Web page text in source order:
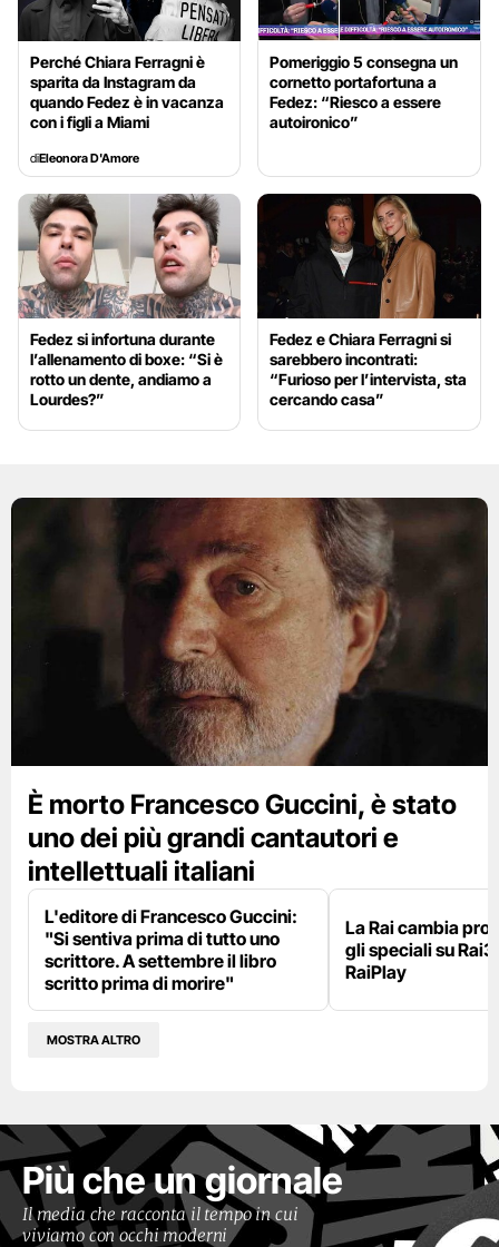
Perché Chiara Ferragni è
sparita da Instagram da
quando Fedez è in vacanza
con i figli a Miami
diEleonora D'Amore
Pomeriggio 5 consegna un
cornetto portafortuna a
Fedez: “Riesco a essere
autoironico”
Fedez si infortuna durante
l’allenamento di boxe: “Si è
rotto un dente, andiamo a
Lourdes?”
Fedez e Chiara Ferragni si
sarebbero incontrati:
“Furioso per l’intervista, sta
cercando casa”
È morto Francesco Guccini, è stato
uno dei più grandi cantautori e
intellettuali italiani
L'editore di Francesco Guccini:
"Si sentiva prima di tutto uno
scrittore. A settembre il libro
scritto prima di morire"
La Rai cambia
gli speciali su
RaiPlay
MOSTRA ALTRO
Più che un giornale
Il media che racconta il tempo in cui
viviamo con occhi moderni